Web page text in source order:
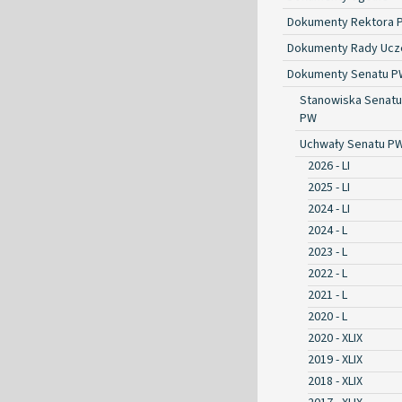
Dokumenty Rektora
Dokumenty Rady
Dokumenty Senatu
Stanowiska Senatu
PW
Uchwały Senatu
2026 - LI
2025 - LI
2024 - LI
2024 - L
2023 - L
2022 - L
2021 - L
2020 - L
2020 - XLIX
2019 - XLIX
2018 - XLIX